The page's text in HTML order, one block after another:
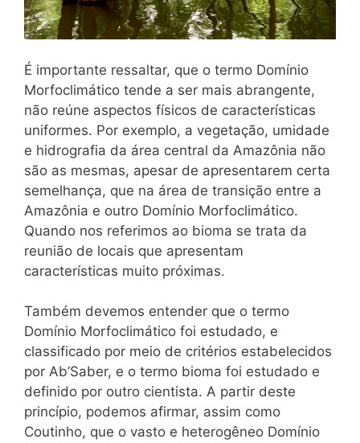
É importante ressaltar, que o termo Domínio
Morfoclimático tende a ser mais abrangente,
não reúne aspectos físicos de características
uniformes. Por exemplo, a vegetação, umidade
e hidrografia da área central da Amazônia não
são as mesmas, apesar de apresentarem certa
semelhança, que na área de transição entre a
Amazônia e outro Domínio Morfoclimático.
Quando nos referimos ao bioma se trata da
reunião de locais que apresentam
características muito próximas.
Também devemos entender que o termo
Domínio Morfoclimático foi estudado, e
classificado por meio de critérios estabelecidos
por Ab’Saber, e o termo bioma foi estudado e
definido por outro cientista. A partir deste
princípio, podemos afirmar, assim como
Coutinho, que o vasto e heterogêneo Domínio